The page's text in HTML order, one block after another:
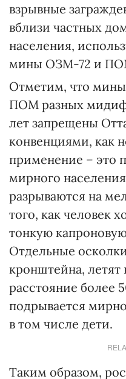
взрывные
вблизи частных
населения,
мины ОЗМ-72 и
Отметим, что
ПОМ разных
лет запрещены
конвенциями, как
применение – это
мирного
разрываются на
того, как человек
тонкую
Отдельные
кронштейна, летят
расстояние более
подрывается
в том числе дети.
Таким образом,